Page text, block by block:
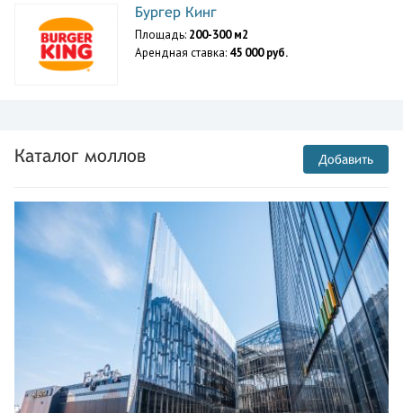
Бургер Кинг
Площадь: 200-300 м2
Арендная ставка: 45 000 руб.
Каталог моллов Добавить